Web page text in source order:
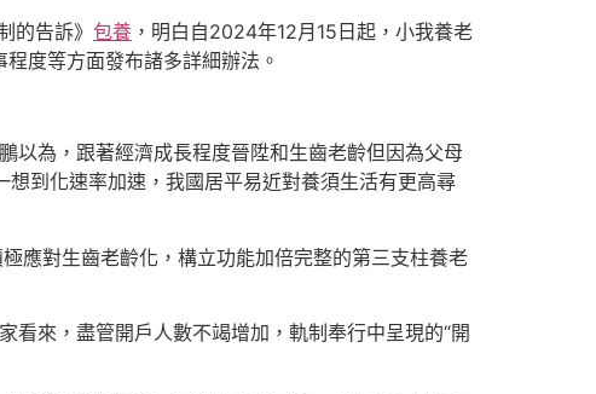
的告訴》 包養 ，明白自2024年12月15日起，小我養老
度等方面發布諸多詳細辦法。
以為，跟著經濟成長程度晉陞和生齒老齡但因為父母
到化速率加速，我國居平易近對養須生活有更高尋
應對生齒老齡化，構立功能加倍完整的第三支柱養老
看來，盡管開戶人數不竭增加，軌制奉行中呈現的“開